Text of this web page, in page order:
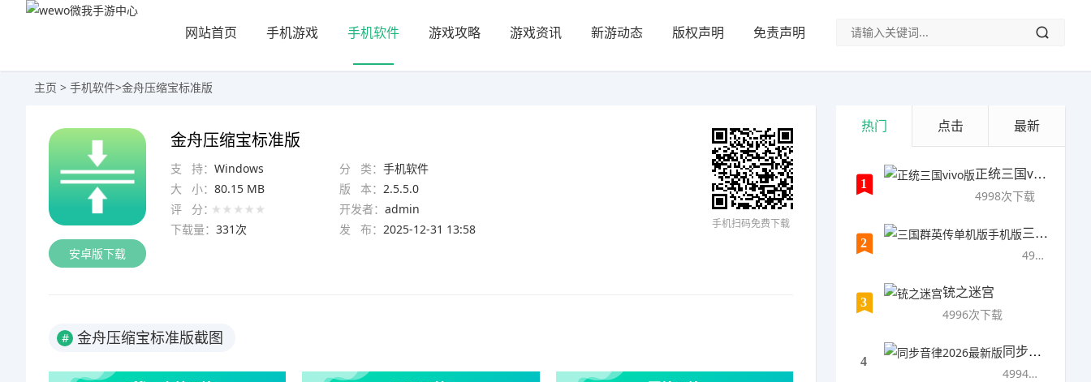
网站首页 手机游戏 手机软件 游戏攻略 游戏资讯 新游动态 版权声明 免责声明
主页 > 手机软件>金舟压缩宝标准版
安卓版下载
金舟压缩宝标准版
支 持： Windows 分 类： 手机软件
大 小： 80.15 MB 版 本： 2.5.5.0
评 分：
开发者： admin
下载量： 331次 发 布： 2025-12-31 13:58 手机扫码免费下载
# 金舟压缩宝标准版截图
热门 点击 最新
1
正统三国vivo版
4998次下载
2
三国群英传单机版手机版
4997次下载
3
铳之迷宫
4996次下载
4
同步音律2026最新版
4994次下载